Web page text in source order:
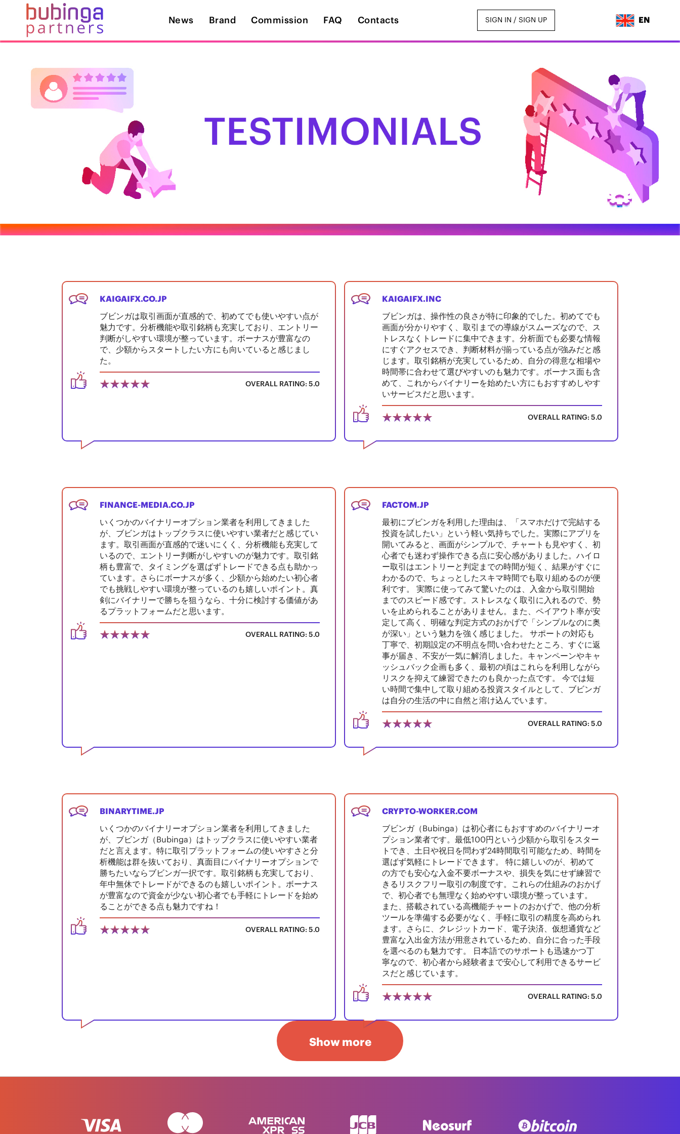
EN
News Brand Commission FAQ Contacts SIGN IN / SIGN UP
KAIGAIFX.CO.JP
ブビンガは取引画面が直感的で、初めてでも使いやすい点が
魅力です。分析機能や取引銘柄も充実しており、エントリー
判断がしやすい環境が整っています。ボーナスが豊富なの
で、少額からスタートしたい方にも向いていると感じまし
た。
OVERALL RATING: 5.0
KAIGAIFX.INC
ブビンガは、操作性の良さが特に印象的でした。初めてでも
画面が分かりやすく、取引までの導線がスムーズなので、ス
トレスなくトレードに集中できます。分析面でも必要な情報
にすぐアクセスでき、判断材料が揃っている点が強みだと感
じます。取引銘柄が充実しているため、自分の得意な相場や
時間帯に合わせて選びやすいのも魅力です。ボーナス面も含
めて、これからバイナリーを始めたい方にもおすすめしやす
いサービスだと思います。
OVERALL RATING: 5.0
FINANCE-MEDIA.CO.JP
いくつかのバイナリーオプション業者を利用してきました
が、ブビンガはトップクラスに使いやすい業者だと感じてい
ます。取引画面が直感的で迷いにくく、分析機能も充実して
いるので、エントリー判断がしやすいのが魅力です。取引銘
柄も豊富で、タイミングを選ばずトレードできる点も助かっ
ています。さらにボーナスが多く、少額から始めたい初心者
でも挑戦しやすい環境が整っているのも嬉しいポイント。真
剣にバイナリーで勝ちを狙うなら、十分に検討する価値があ
るプラットフォームだと思います。
OVERALL RATING: 5.0
FACTOM.JP
最初にブビンガを利用した理由は、「スマホだけで完結する
投資を試したい」という軽い気持ちでした。実際にアプリを
開いてみると、画面がシンプルで、チャートも見やすく、初
心者でも迷わず操作できる点に安心感がありました。ハイロ
ー取引はエントリーと判定までの時間が短く、結果がすぐに
わかるので、ちょっとしたスキマ時間でも取り組めるのが便
利です。 実際に使ってみて驚いたのは、入金から取引開始
までのスピード感です。ストレスなく取引に入れるので、勢
いを止められることがありません。また、ペイアウト率が安
定して高く、明確な判定方式のおかげで「シンプルなのに奥
が深い」という魅力を強く感じました。 サポートの対応も
丁寧で、初期設定の不明点を問い合わせたところ、すぐに返
事が届き、不安が一気に解消しました。キャンペーンやキャ
ッシュバック企画も多く、最初の頃はこれらを利用しながら
リスクを抑えて練習できたのも良かった点です。 今では短
い時間で集中して取り組める投資スタイルとして、ブビンガ
は自分の生活の中に自然と溶け込んでいます。
OVERALL RATING: 5.0
BINARYTIME.JP
いくつかのバイナリーオプション業者を利用してきました
が、ブビンガ（Bubinga）はトップクラスに使いやすい業者
だと言えます。特に取引プラットフォームの使いやすさと分
析機能は群を抜いており、真面目にバイナリーオプションで
勝ちたいならブビンガ一択です。取引銘柄も充実しており、
年中無休でトレードができるのも嬉しいポイント。ボーナス
が豊富なので資金が少ない初心者でも手軽にトレードを始め
ることができる点も魅力ですね！
OVERALL RATING: 5.0
CRYPTO-WORKER.COM
ブビンガ（Bubinga）は初心者にもおすすめのバイナリーオ
プション業者です。最低100円という少額から取引をスター
トでき、土日や祝日を問わず24時間取引可能なため、時間を
選ばず気軽にトレードできます。 特に嬉しいのが、初めて
の方でも安心な入金不要ボーナスや、損失を気にせず練習で
きるリスクフリー取引の制度です。これらの仕組みのおかげ
で、初心者でも無理なく始めやすい環境が整っています。
また、搭載されている高機能チャートのおかげで、他の分析
ツールを準備する必要がなく、手軽に取引の精度を高められ
ます。さらに、クレジットカード、電子決済、仮想通貨など
豊富な入出金方法が用意されているため、自分に合った手段
を選べるのも魅力です。 日本語でのサポートも迅速かつ丁
寧なので、初心者から経験者まで安心して利用できるサービ
スだと感じています。
OVERALL RATING: 5.0
Show more